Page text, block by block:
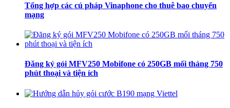
Tổng hợp các cú pháp Vinaphone cho thuê bao chuyển
mạng
Đăng ký gói MFV250 Mobifone có 250GB mối tháng 750
phút thoại và tiện ích